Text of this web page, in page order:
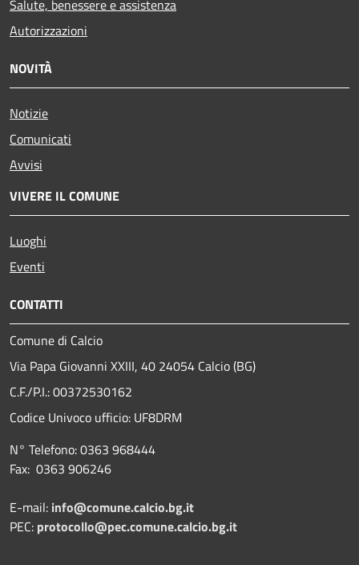
Salute, benessere e assistenza
Autorizzazioni
NOVITÀ
Notizie
Comunicati
Avvisi
VIVERE IL COMUNE
Luoghi
Eventi
CONTATTI
Comune di Calcio
Via Papa Giovanni XXIII, 40 24054 Calcio (BG)
C.F./P.I.: 00372530162
Codice Univoco ufficio: UF8DRM
N° Telefono: 0363 968444
Fax: 0363 906246
E-mail: info@comune.calcio.bg.it
PEC: protocollo@pec.comune.calcio.bg.it